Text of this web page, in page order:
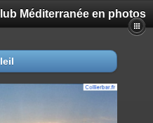
Méditerranée en photos